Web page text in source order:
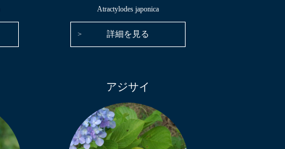
Atractylodes japonica
詳細を見る
アジサイ